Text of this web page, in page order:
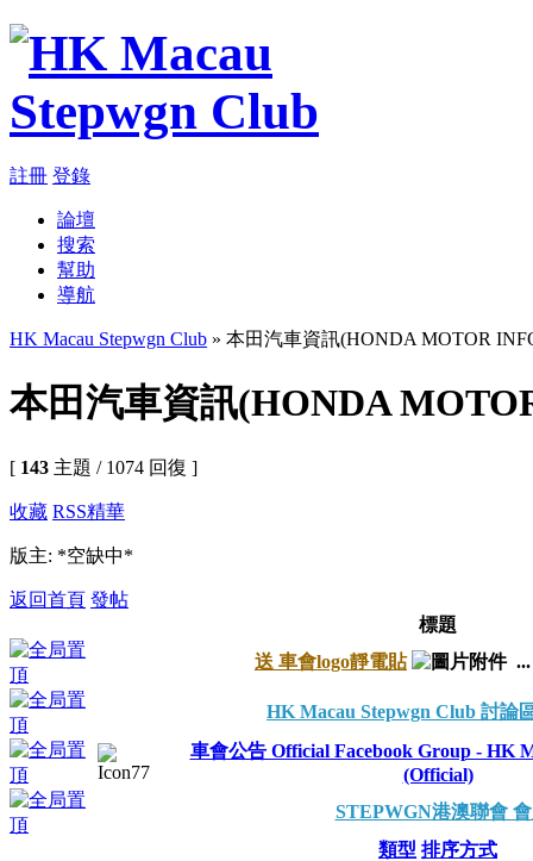
註冊 登錄
論壇
搜索
幫助
導航
HK Macau Stepwgn Club » 本田汽車資訊(HONDA MOTOR
本田汽車資訊(HONDA
[ 143 主題 / 1074 回復 ]
收藏 RSS精華
版主: *空缺中*
返回首頁 發帖
標題
送 車會logo靜電貼
HK Macau Stepwgn Club 討論
車會公告 Official Facebook Group - HK
(Official)
STEPWGN港澳聯會
類型 排序方式